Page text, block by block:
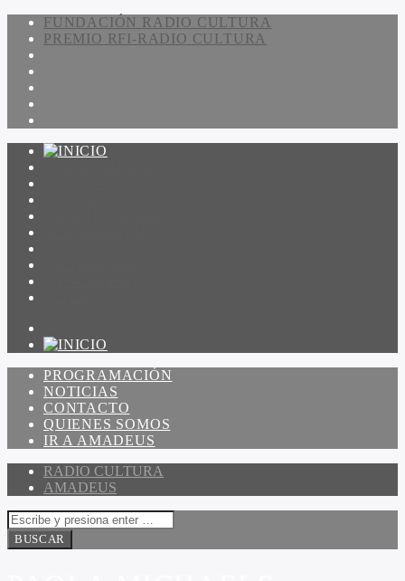
FUNDACIÓN RADIO CULTURA
PREMIO RFI-RADIO CULTURA
PROGRAMACIÓN
NOTICIAS
CONTACTO
QUIENES SOMOS
IR A AMADEUS
RADIO CULTURA
AMADEUS